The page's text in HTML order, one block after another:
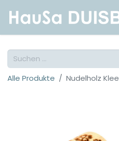
Alle Produkte Nudelholz Klee